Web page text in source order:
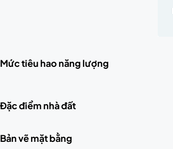
Mức tiêu hao năng lượng
Đặc điểm nhà đất
Bản vẽ mặt bằng